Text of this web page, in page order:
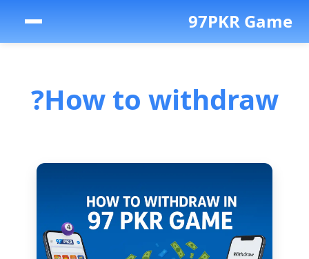
97PKR Game
How to withdraw?